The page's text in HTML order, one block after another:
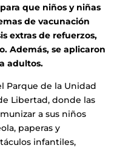
que niños y niñas
de vacunación
extras de refuerzos,
Además, se aplicaron
adultos.
Parque de la Unidad
Libertad, donde las
a sus niños
paperas y
infantiles,